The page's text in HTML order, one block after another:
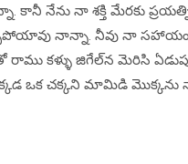
కానీ నేను నా శక్తి మేరకు
నాన్నా. నీవు నా సహాయం
రాము కళ్ళు జిగేల్‌న మెరిసి
ఒక చక్కని మామిడి మొక్కను